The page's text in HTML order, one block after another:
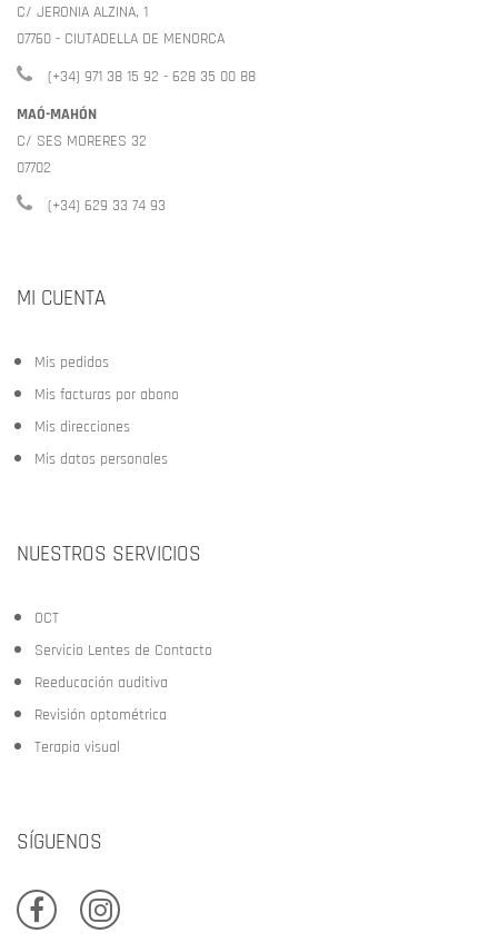
C/ JERONIA ALZINA, 1
07760 - CIUTADELLA DE MENORCA
(+34) 971 38 15 92 - 628 35 00 88
MAÓ-MAHÓN
C/ SES MORERES 32
07702
(+34) 629 33 74 93
MI CUENTA
Mis pedidos
Mis facturas por abono
Mis direcciones
Mis datos personales
NUESTROS SERVICIOS
OCT
Servicio Lentes de Contacto
Reeducación auditiva
Revisión optométrica
Terapia visual
SÍGUENOS